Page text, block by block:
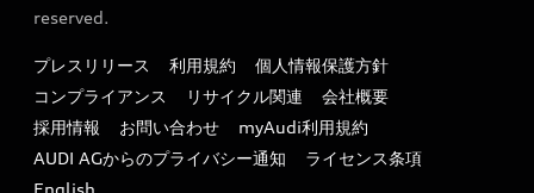
myAudi
ファイナンス
キャンペーン / イベント
買取査定
特定整備適用車一覧
リサイクル法
よくある質問（FAQ）
reserved.
プレスリリース 利用規約
個人情報保護方針
コンプライアンス
リサイクル関連
会社概要
採用情報
お問い合わせ
myAudi利用規約
AUDI AGからのプライバシー通知
ライセンス条項
English